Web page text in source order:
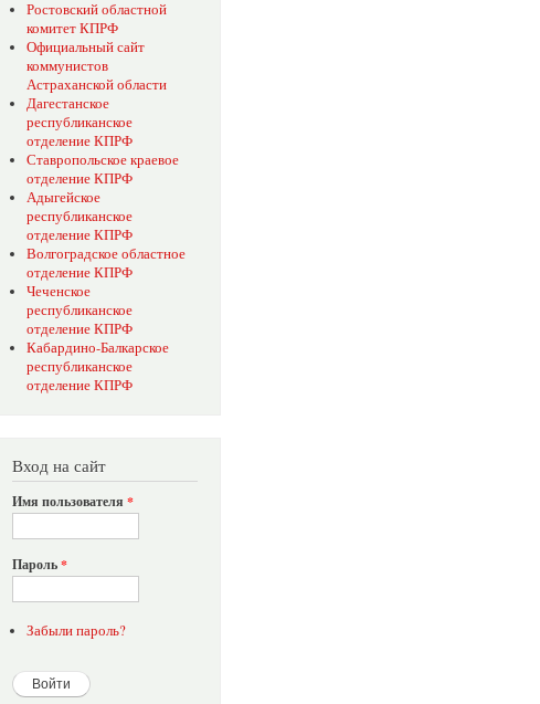
Ростовский областной
комитет КПРФ
Официальный сайт
коммунистов
Астраханской области
Дагестанское
республиканское
отделение КПРФ
Ставропольское краевое
отделение КПРФ
Адыгейское
республиканское
отделение КПРФ
Волгоградское областное
отделение КПРФ
Чеченское
республиканское
отделение КПРФ
Кабардино-Балкарское
республиканское
отделение КПРФ
Вход на сайт
Имя пользователя *
Пароль*
Забыли пароль?